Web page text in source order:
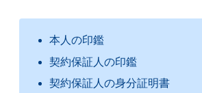
本人の印鑑
契約保証人の印鑑
契約保証人の身分証明書